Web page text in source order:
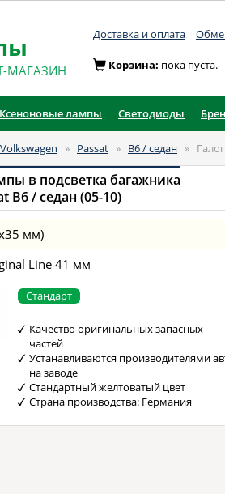
МАГАЗИН
Доставка и оплата
Корзина: пока пуста.
Ксеноновые лампы Светодиоды
» Passat » B6 / седан »
в подсветка багажника
B6 / седан (05-10)
мм)
Line 41 мм
Стандарт
Качество оригинальных запасных
частей
Устанавливаются производителями
на заводе
Стандартный желтоватый цвет
Страна производства: Германия